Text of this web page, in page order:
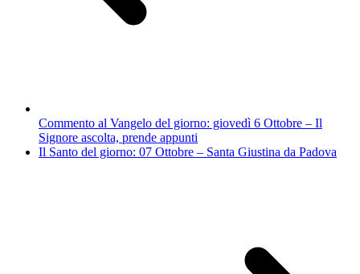
Commento al Vangelo del giorno: giovedì 6 Ottobre – Il
Signore ascolta, prende appunti
Il Santo del giorno: 07 Ottobre – Santa Giustina da Padova